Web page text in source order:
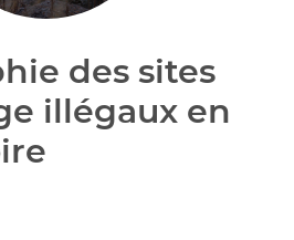
des sites
illégaux en